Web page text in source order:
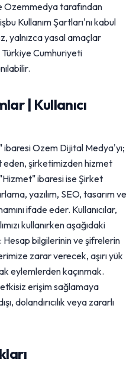
Ozemmedya tarafından
Kullanım Şartları'nı kabul
yalnızca yasal amaçlar
Cumhuriyeti
| Kullanıcı
Ozem Dijital Medya'yı;
eden, şirketimizden hizmet
ibaresi ise Şirket
yazılım, SEO, tasarım ve
ifade eder. Kullanıcılar,
kullanırken aşağıdaki
bilgilerinin ve şifrelerin
zarar verecek, aşırı yük
eylemlerden kaçınmak.
erişim sağlamaya
dolandırıcılık veya zararlı